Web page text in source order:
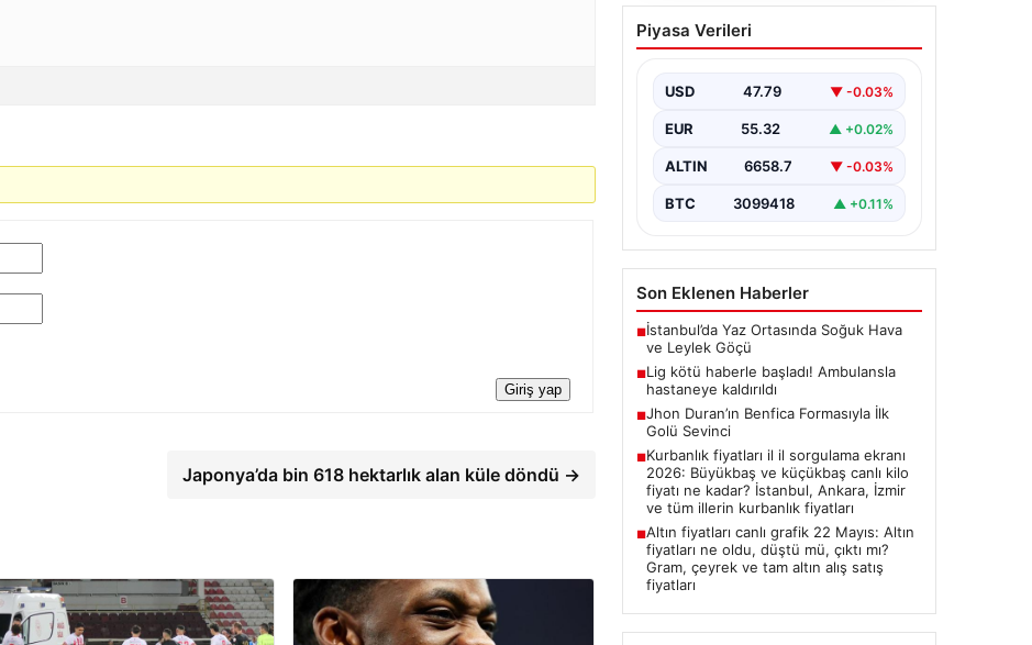
Giriş yap
Japonya’da bin 618 hektarlık alan küle döndü →
Lig kötü haberle başladı!
Ambulansla hastaneye
Piyasa Verileri
USD 47.79 ▼ -0.03%
EUR 55.32 ▲ +0.02%
ALTIN 6658.7 ▼ -0.03%
BTC 3099418 ▲ +0.11%
Son Eklenen Haberler
■İstanbul’da Yaz Ortasında Soğuk Hava
ve Leylek Göçü
■Lig kötü haberle başladı! Ambulansla
hastaneye kaldırıldı
■Jhon Duran’ın Benfica Formasıyla İlk
Golü Sevinci
■Kurbanlık fiyatları il il sorgulama ekranı
2026: Büyükbaş ve küçükbaş canlı kilo
fiyatı ne kadar? İstanbul, Ankara, İzmir
ve tüm illerin kurbanlık fiyatları
■Altın fiyatları canlı grafik 22 Mayıs: Altın
fiyatları ne oldu, düştü mü, çıktı mı?
Gram, çeyrek ve tam altın alış satış
fiyatları